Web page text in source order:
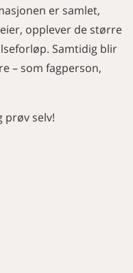
er samlet,
opplever de større
Samtidig blir
– som fagperson,
prøv selv!